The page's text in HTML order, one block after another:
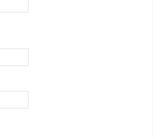
ORGANIZIMI DHE ZHVILLIMI
BORDI DREJTUES